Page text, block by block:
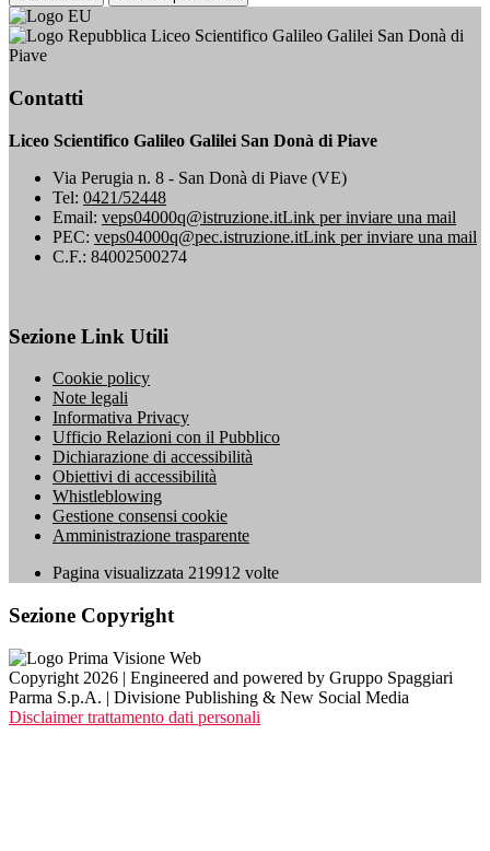
Liceo Scientifico Galileo Galilei San Donà di
Piave
Contatti
Liceo Scientifico Galileo Galilei San Donà di Piave
Via Perugia n. 8 - San Donà di Piave (VE)
Tel: 0421/52448
Email: veps04000q@istruzione.itLink per inviare una mail
PEC: veps04000q@pec.istruzione.itLink per inviare una mail
C.F.: 84002500274
Sezione Link Utili
Cookie policy
Note legali
Informativa Privacy
Ufficio Relazioni con il Pubblico
Dichiarazione di accessibilità
Obiettivi di accessibilità
Whistleblowing
Gestione consensi cookie
Amministrazione trasparente
Pagina visualizzata 219912 volte
Sezione Copyright
Copyright 2026 | Engineered and powered by Gruppo Spaggiari
Parma S.p.A. | Divisione Publishing & New Social Media
Disclaimer trattamento dati personali